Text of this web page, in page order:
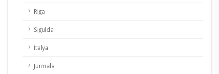
Riga
Sigulda
İtalya
Jurmala